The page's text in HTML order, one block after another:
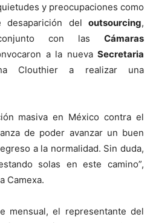
y preocupaciones como
del outsourcing,
con lasCámaras
a la nueva Secretaria
Clouthier a realizar una
masiva en México contra el
de poder avanzar un buen
a la normalidad. Sin duda,
solas en este camino”,
Camexa.
mensual, el representante del